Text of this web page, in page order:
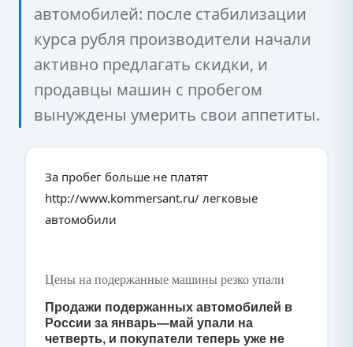
автомобилей: после стабилизации
курса рубля производители начали
активно предлагать скидки, и
продавцы машин с пробегом
вынуждены умерить свои аппетиты.
За пробег больше не платят
http://www.kommersant.ru/ легковые
автомобили
Цены на подержанные машины резко упали
Продажи подержанных автомобилей в
России за январь—май упали на
четверть, и покупатели теперь уже не